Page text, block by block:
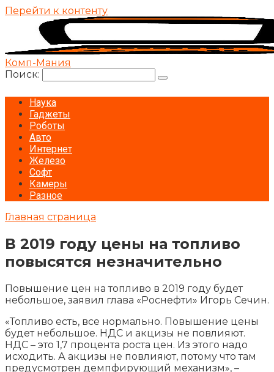
Перейти к контенту
Комп-Мания
Поиск:
Наука
Гаджеты
Роботы
Авто
Интернет
Железо
Софт
Камеры
Разное
Главная страница
В 2019 году цены на топливо
повысятся незначительно
Повышение цен на топливо в 2019 году будет
небольшое, заявил глава «Роснефти» Игорь Сечин.
«Топливо есть, все нормально. Повышение цены
будет небольшое. НДС и акцизы не повлияют.
НДС – это 1,7 процента роста цен. Из этого надо
исходить. А акцизы не повлияют, потому что там
предусмотрен демпфирующий механизм», –